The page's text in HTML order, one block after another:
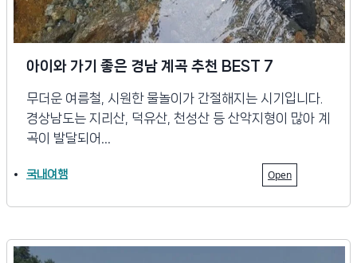
아이와 가기 좋은 경남 계곡 추천 BEST 7
무더운 여름철, 시원한 물놀이가 간절해지는 시기입니다.
경상남도는 지리산, 덕유산, 천성산 등 산악지형이 많아 계
곡이 발달되어…
국내여행 Open